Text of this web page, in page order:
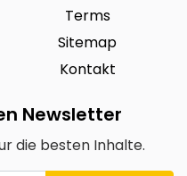
Terms
Sitemap
Kontakt
Newsletter
die besten Inhalte.